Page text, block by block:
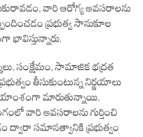
వారి ఆరోగ్య అవసరాలను
ప్రభుత్వ సానుకూల
భావిస్తున్నారు.
సంక్షేమం, సామాజిక భద్రత
తీసుకుంటున్న నిర్ణయాలు
మారుతున్నాయి.
వారి అవసరాలను గుర్తించి
సమానత్వానికి ప్రభుత్వం